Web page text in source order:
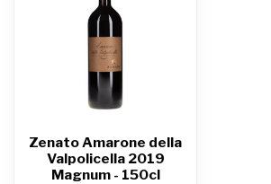
Zenato Amarone della
Valpolicella 2019
Magnum - 150cl